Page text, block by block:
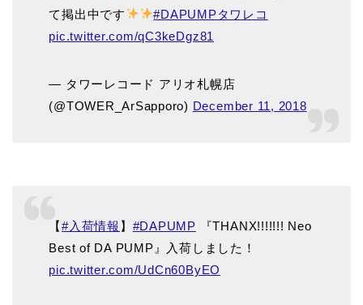
て掲出中です
#DAPUMPタワレコ
pic.twitter.com/qC3keDgz81
— タワーレコード アリオ札幌店
(@TOWER_ArSapporo) December 11, 2018
【#入荷情報 】 #DAPUMP 『THANX!!!!!!! Neo
Best of DA PUMP』入荷しました！
pic.twitter.com/UdCn60ByEO